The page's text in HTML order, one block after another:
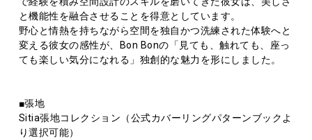
と機能性を融合させることを得意としています。
野心と情熱を持ちながら空間を独自かつ洗練された体験へと
変える彼女の感性が、Bon Bonの「見ても、触れても、座っ
ても楽しい気分になれる」独創的な魅力を形にしました。
■張地
Sitia張地コレクション（公式カバーリングパターンブックよ
り選択可能）